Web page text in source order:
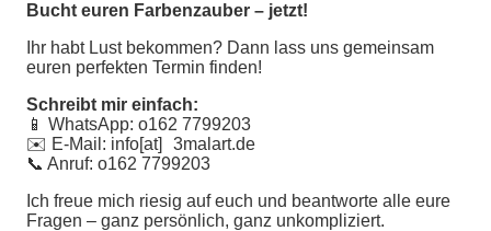
Bucht euren Farbenzauber – jetzt!
Ihr habt Lust bekommen? Dann lass uns gemeinsam
euren perfekten Termin finden!
Schreibt mir einfach:
📱 WhatsApp: ‭o162 7799203‬
✉️ E-Mail: info[at] 3malart.de
📞 Anruf: o162 7799203
Ich freue mich riesig auf euch und beantworte alle eure
Fragen – ganz persönlich, ganz unkompliziert.